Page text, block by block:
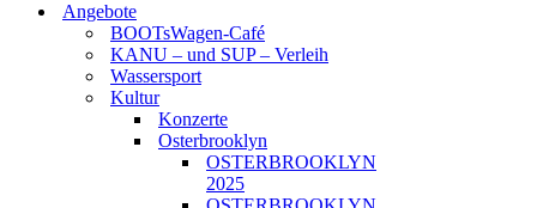
Angebote
BOOTsWagen-Café
KANU – und SUP – Verleih
Wassersport
Kultur
Konzerte
Osterbrooklyn
OSTERBROOKLYN
2025